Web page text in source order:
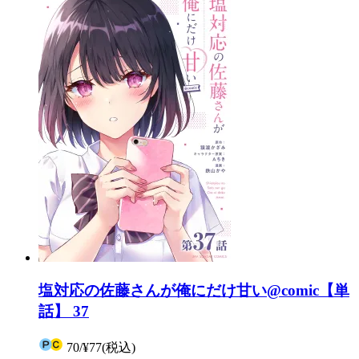
塩対応の佐藤さんが俺にだけ甘い@comic【単
話】 37
70/¥77(税込)